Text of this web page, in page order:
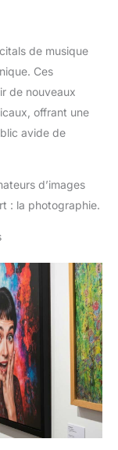
de musique
Ces
de nouveaux
offrant une
avide de
d’images
: la photographie.